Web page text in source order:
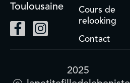
Toulousaine
Cours de
relooking
Contact
2025